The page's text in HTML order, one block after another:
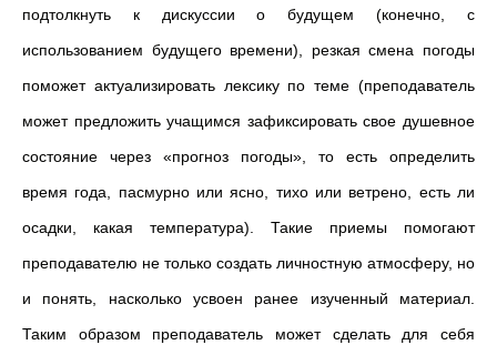
подтолкнуть к дискуссии о будущем (конечно, с
использованием будущего времени), резкая смена погоды
поможет актуализировать лексику по теме (преподаватель
может предложить учащимся зафиксировать свое душевное
состояние через «прогноз погоды», то есть определить
время года, пасмурно или ясно, тихо или ветрено, есть ли
осадки, какая температура). Такие приемы помогают
преподавателю не только создать личностную атмосферу, но
и понять, насколько усвоен ранее изученный материал.
Таким образом преподаватель может сделать для себя